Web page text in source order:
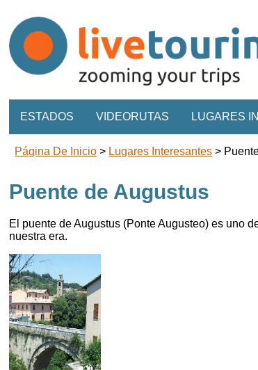
ESTADOS VIDEORUTAS LUGARES
Página De Inicio > Lugares Interesantes >
Puente de Augustus
El puente de Augustus (Ponte Augusteo) es uno
nuestra era.